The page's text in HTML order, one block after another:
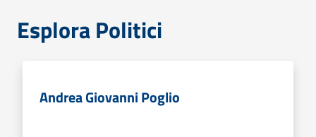
Esplora Politici
Andrea Giovanni Poglio